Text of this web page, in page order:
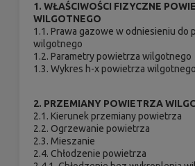
1. WŁAŚCIWOŚCI FIZYCZNE
WILGOTNEGO
1.1. Prawa gazowe w odniesieniu do
wilgotnego
1.2. Parametry powietrza wilgotnego
1.3. Wykres h-x powietrza wilgotnego
2. PRZEMIANY POWIETRZA
2.1. Kierunek przemiany powietrza
2.2. Ogrzewanie powietrza
2.3. Mieszanie
2.4. Chłodzenie powietrza